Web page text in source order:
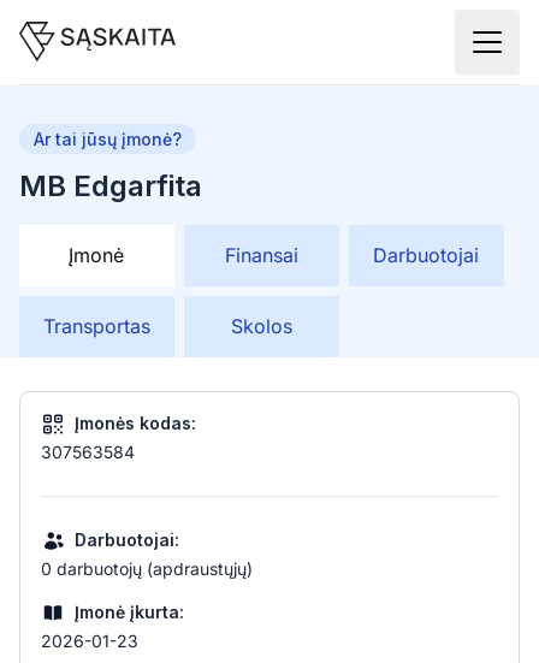
MB Edgarfita
Ar tai jūsų įmonė?
Įmonė Finansai Darbuotojai
Transportas Skolos
Įmonės kodas:
307563584
Darbuotojai:
0 darbuotojų (apdraustųjų)
Įmonė įkurta:
2026-01-23